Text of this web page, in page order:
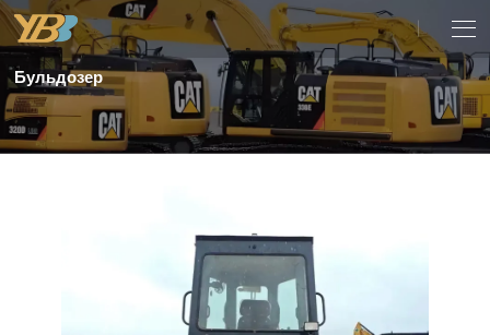
Бульдозер